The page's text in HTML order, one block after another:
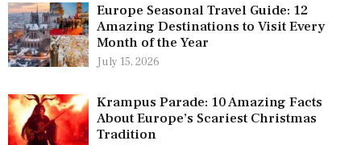
Europe Seasonal Travel Guide: 12
Amazing Destinations to Visit Every
Month of the Year
July 15, 2026
Krampus Parade: 10 Amazing Facts
About Europe’s Scariest Christmas
Tradition